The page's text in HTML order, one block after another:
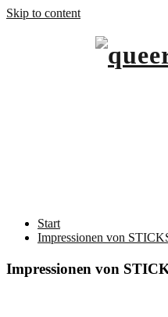
Skip to content
Start
Impressionen von
Impressionen von